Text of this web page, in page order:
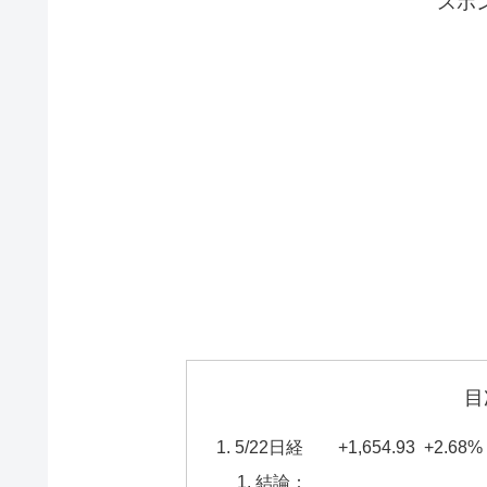
5/22日経
結論：